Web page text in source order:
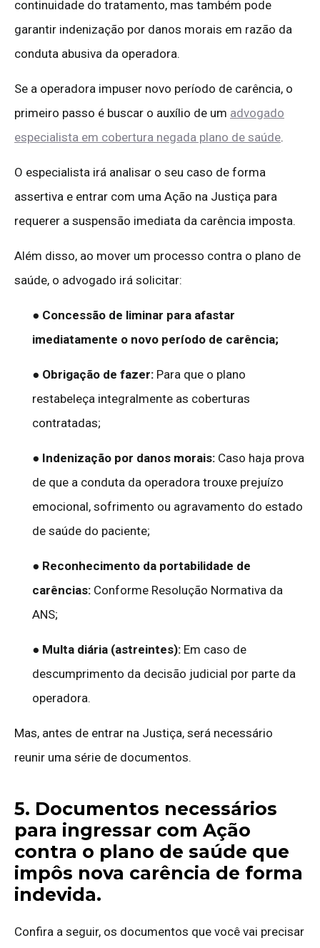
continuidade do tratamento, mas também pode
garantir indenização por danos morais em razão da
conduta abusiva da operadora.
Se a operadora impuser novo período de carência, o
primeiro passo é buscar o auxílio de um advogado
especialista em cobertura negada plano de saúde.
O especialista irá analisar o seu caso de forma
assertiva e entrar com uma Ação na Justiça para
requerer a suspensão imediata da carência imposta.
Além disso, ao mover um processo contra o plano de
saúde, o advogado irá solicitar:
● Concessão de liminar para afastar
imediatamente o novo período de carência;
● Obrigação de fazer: Para que o plano
restabeleça integralmente as coberturas
contratadas;
● Indenização por danos morais: Caso haja prova
de que a conduta da operadora trouxe prejuízo
emocional, sofrimento ou agravamento do estado
de saúde do paciente;
● Reconhecimento da portabilidade de
carências: Conforme Resolução Normativa da
ANS;
● Multa diária (astreintes): Em caso de
descumprimento da decisão judicial por parte da
operadora.
Mas, antes de entrar na Justiça, será necessário
reunir uma série de documentos.
5. Documentos necessários
para ingressar com Ação
contra o plano de saúde que
impôs nova carência de forma
indevida.
Confira a seguir, os documentos que você vai precisar